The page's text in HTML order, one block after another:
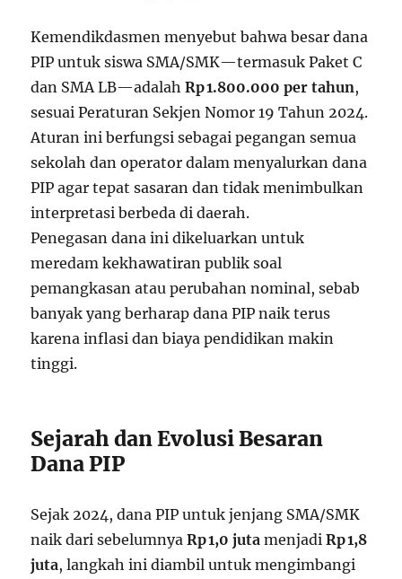
Kemendikdasmen menyebut bahwa besar dana
PIP untuk siswa SMA/SMK—termasuk Paket C
dan SMA LB—adalahRp 1.800.000 per tahun,
sesuai Peraturan Sekjen Nomor 19 Tahun 2024.
Aturan ini berfungsi sebagai pegangan semua
sekolah dan operator dalam menyalurkan dana
PIP agar tepat sasaran dan tidak menimbulkan
interpretasi berbeda di daerah.
Penegasan dana ini dikeluarkan untuk
meredam kekhawatiran publik soal
pemangkasan atau perubahan nominal, sebab
banyak yang berharap dana PIP naik terus
karena inflasi dan biaya pendidikan makin
tinggi.
Sejarah dan Evolusi Besaran
Dana PIP
Sejak 2024, dana PIP untuk jenjang SMA/SMK
naik dari sebelumnyaRp 1,0 juta menjadiRp 1,8
juta, langkah ini diambil untuk mengimbangi